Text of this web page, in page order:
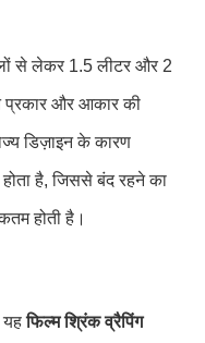
से लेकर 1.5 लीटर और 2
प्रकार और आकार की
डिज़ाइन के कारण
है, जिससे बंद रहने का
होती है।
यहफिल्म श्रिंक व्रैपिंग